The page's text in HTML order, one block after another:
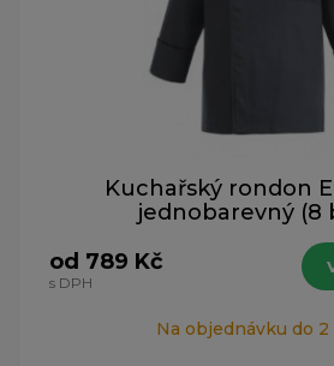
Kuchařský rondon
jednobarevný (8
od 789 Kč
s DPH
Na objednávku do